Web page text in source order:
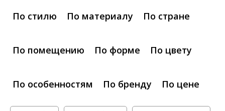
По стилю По материалу По стране
По помещению По форме По цвету
По особенностям По бренду По цене